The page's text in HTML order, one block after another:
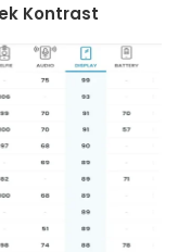
Kontrast